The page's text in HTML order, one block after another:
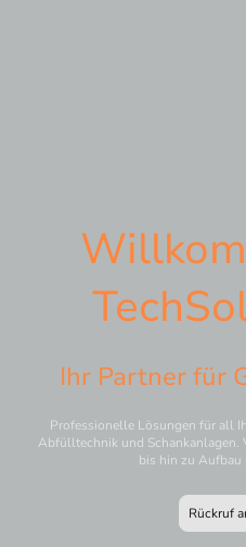
Ihr Partner für
Professionelle Lösungen für all
Abfülltechnik und Schankanlagen.
bis hin zu Aufbau
Rückruf